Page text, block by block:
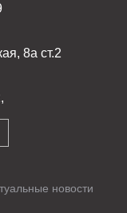
8а ст.2
новости